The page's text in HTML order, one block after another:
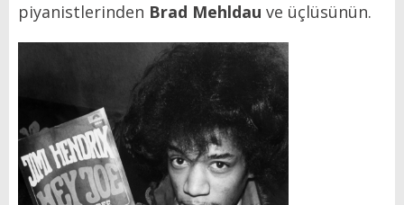
piyanistlerinden Brad Mehldau ve üçlüsünün.